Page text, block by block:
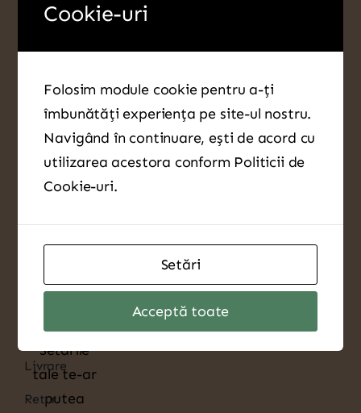
CUI: 3939406
Sector 6, București
Biessen Pharma
Contact
Livrare
Retur
Setările
tale te-ar
putea
Cookie-uri
Folosim module cookie pentru a-ți
îmbunătăți experiența pe site-ul nostru.
Navigând în continuare, ești de acord cu
utilizarea acestora conform Politicii de
Cookie-uri.
Setări
Acceptă toate